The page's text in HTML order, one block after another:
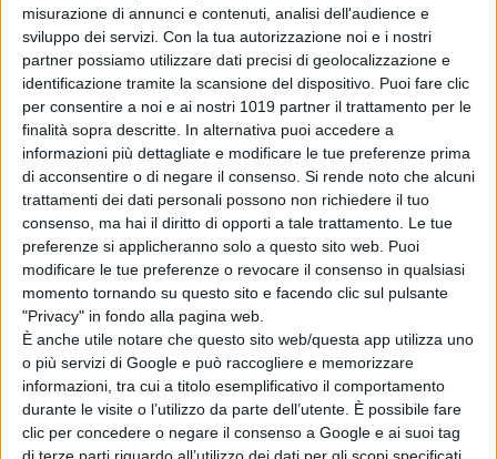
misurazione di annunci e contenuti, analisi dell'audience e
sviluppo dei servizi. Con la tua autorizzazione noi e i nostri
partner possiamo utilizzare dati precisi di geolocalizzazione e
identificazione tramite la scansione del dispositivo. Puoi fare clic
per consentire a noi e ai nostri 1019 partner il trattamento per le
finalità sopra descritte. In alternativa puoi accedere a
informazioni più dettagliate e modificare le tue preferenze prima
di acconsentire o di negare il consenso. Si rende noto che alcuni
trattamenti dei dati personali possono non richiedere il tuo
consenso, ma hai il diritto di opporti a tale trattamento. Le tue
preferenze si applicheranno solo a questo sito web. Puoi
modificare le tue preferenze o revocare il consenso in qualsiasi
momento tornando su questo sito e facendo clic sul pulsante
"Privacy" in fondo alla pagina web.
È anche utile notare che questo sito web/questa app utilizza uno
o più servizi di Google e può raccogliere e memorizzare
informazioni, tra cui a titolo esemplificativo il comportamento
durante le visite o l’utilizzo da parte dell’utente. È possibile fare
clic per concedere o negare il consenso a Google e ai suoi tag
di terze parti riguardo all’utilizzo dei dati per gli scopi specificati
rinvio: la Warner
Bros. fa chiarezza
sul sequel con
Timothée
Chalamet
di Emanuela Giuliani
Venezia 83: a
Luca Guadagnino
il Cartier Glory to
the Filmmaker
2026
di La Redazione
Chi siamoContattiPrivacy PolicyCookie Policy
Emanuela Giuliani CFGLNMNL77T43L639Disclaimer